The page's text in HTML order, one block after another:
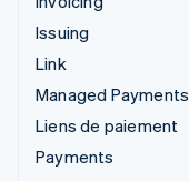
Issuing
Link
Managed Payments
Liens de paiement
Payments